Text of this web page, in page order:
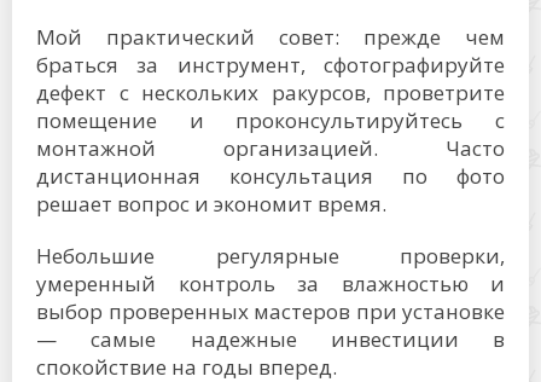
Мой практический совет: прежде чем
браться за инструмент, сфотографируйте
дефект с нескольких ракурсов, проветрите
помещение и проконсультируйтесь с
монтажной организацией. Часто
дистанционная консультация по фото
решает вопрос и экономит время.
Небольшие регулярные проверки,
умеренный контроль за влажностью и
выбор проверенных мастеров при установке
— самые надежные инвестиции в
спокойствие на годы вперед.